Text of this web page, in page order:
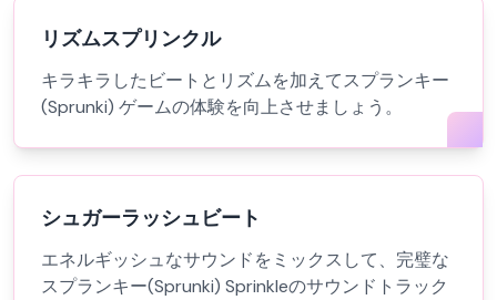
リズムスプリンクル
キラキラしたビートとリズムを加えてスプランキー
(Sprunki) ゲームの体験を向上させましょう。
シュガーラッシュビート
エネルギッシュなサウンドをミックスして、完璧な
スプランキー(Sprunki) Sprinkleのサウンドトラック